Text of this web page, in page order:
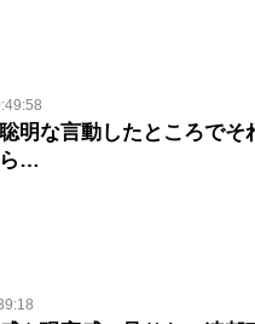
明な言動したところで
ら…